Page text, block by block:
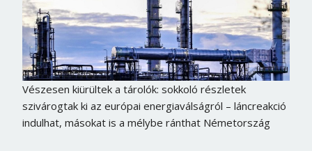
Vészesen kiürültek a tárolók: sokkoló részletek
szivárogtak ki az európai energiaválságról – láncreakció
indulhat, másokat is a mélybe ránthat Németország